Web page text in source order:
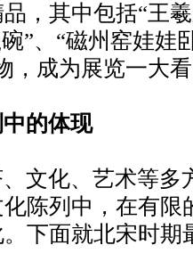
，其中包括“王
”、“磁州窑娃娃
物，成为展览一
中的体现
文化、艺术等多
陈列中，在有限
下面就北宋时期